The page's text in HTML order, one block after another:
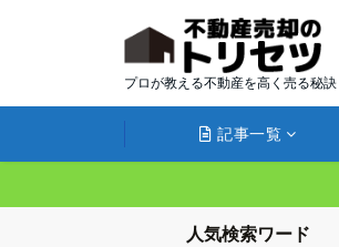
プロが教える不動産を高く売る秘訣
記事一覧
人気検索ワード